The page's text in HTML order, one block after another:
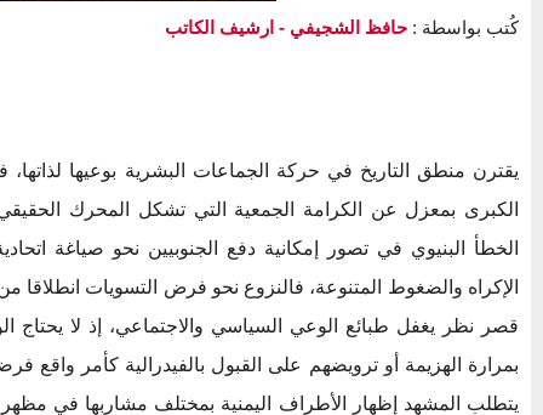
كُتب بواسطة : حافظ الشجيفي - ارشيف الكاتب
يقترن منطق التاريخ في حركة الجماعات البشرية بوعيها لذاتها،
الكبرى بمعزل عن الكرامة الجمعية التي تشكل المحرك
الخطأ البنيوي في تصور إمكانية دفع الجنوبيين نحو صياغة
الإكراه والضغوط المتنوعة، فالنزوع نحو فرض التسويات
قصر نظر يغفل طبائع الوعي السياسي والاجتماعي، إذ لا يحتاج
بمرارة الهزيمة أو ترويضهم على القبول بالفيدرالية كأمر واقع
يتطلب المشهد إظهار الأطراف اليمنية بمختلف مشاربها في